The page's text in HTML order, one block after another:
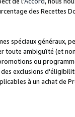
des Recettes
spéciaux généraux,
toute ambiguïté (et
ou
exclusions
à un achat de